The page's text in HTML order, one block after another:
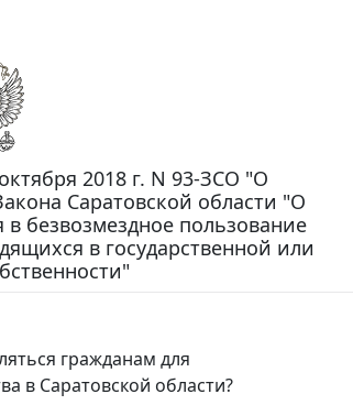
2018 г. N 93-ЗСО "О
Саратовской области "О
безвозмездное пользование
в государственной или
гражданам для
в Саратовской области?